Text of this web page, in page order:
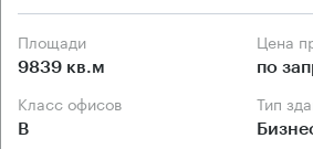
Площади
9839 кв.м
Цена
по
Класс офисов
B
Тип